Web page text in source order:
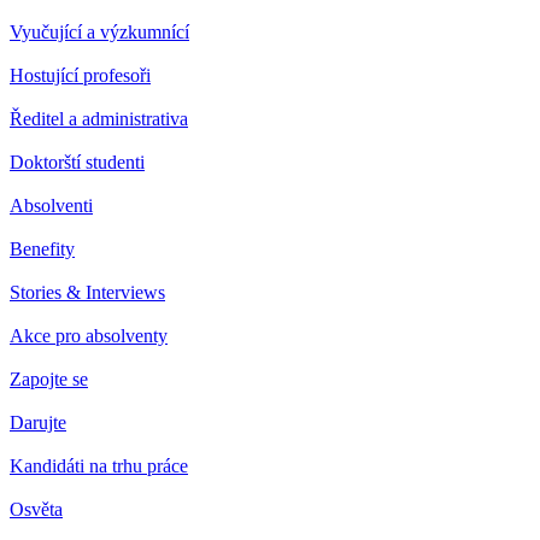
Vyučující a výzkumnící
Hostující profesoři
Ředitel a administrativa
Doktorští studenti
Absolventi
Benefity
Stories & Interviews
Akce pro absolventy
Zapojte se
Darujte
Kandidáti na trhu práce
Osvěta